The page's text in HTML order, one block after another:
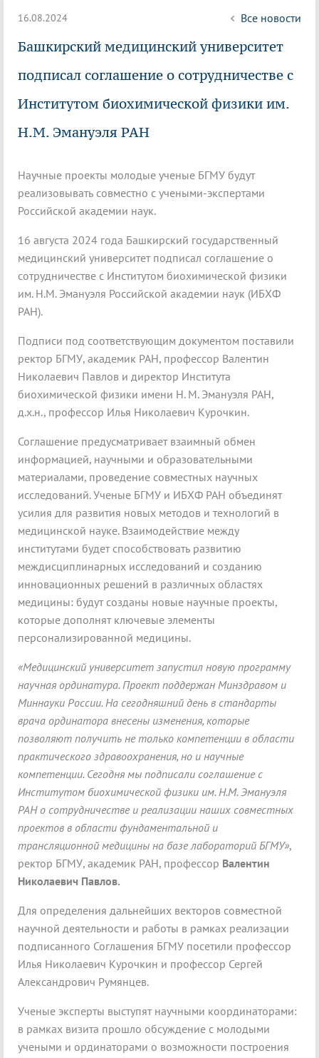
16.08.2024 Все новости
Башкирский медицинский университет
подписал соглашение о сотрудничестве с
Институтом биохимической физики им.
Н.М. Эмануэля РАН
Научные проекты молодые ученые БГМУ будут
реализовывать совместно с учеными-экспертами
Российской академии наук.
16 августа 2024 года Башкирский государственный
медицинский университет подписал соглашение о
сотрудничестве с Институтом биохимической физики
им. Н.М. Эмануэля Российской академии наук (ИБХФ
РАН).
Подписи под соответствующим документом поставили
ректор БГМУ, академик РАН, профессор Валентин
Николаевич Павлов и директор Института
биохимической физики имени Н. М. Эмануэля РАН,
д.х.н., профессор Илья Николаевич Курочкин.
Соглашение предусматривает взаимный обмен
информацией, научными и образовательными
материалами, проведение совместных научных
исследований. Ученые БГМУ и ИБХФ РАН объединят
усилия для развития новых методов и технологий в
медицинской науке. Взаимодействие между
институтами будет способствовать развитию
междисциплинарных исследований и созданию
инновационных решений в различных областях
медицины: будут созданы новые научные проекты,
которые дополнят ключевые элементы
персонализированной медицины.
«Медицинский университет запустил новую программу
научная ординатура. Проект поддержан Минздравом и
Миннауки России. На сегодняшний день в стандарты
врача ординатора внесены изменения, которые
позволяют получить не только компетенции в области
практического здравоохранения, но и научные
компетенции. Сегодня мы подписали соглашение с
Институтом биохимической физики им. Н.М. Эмануэля
РАН о сотрудничестве и реализации наших совместных
проектов в области фундаментальной и
трансляционной медицины на базе лабораторий БГМУ»,
ректор БГМУ, академик РАН, профессор Валентин
Николаевич Павлов.
Для определения дальнейших векторов совместной
научной деятельности и работы в рамках реализации
подписанного Соглашения БГМУ посетили профессор
Илья Николаевич Курочкин и профессор Сергей
Александрович Румянцев.
Ученые эксперты выступят научными координаторами:
в рамках визита прошло обсуждение с молодыми
учеными и ординаторами о возможности построения